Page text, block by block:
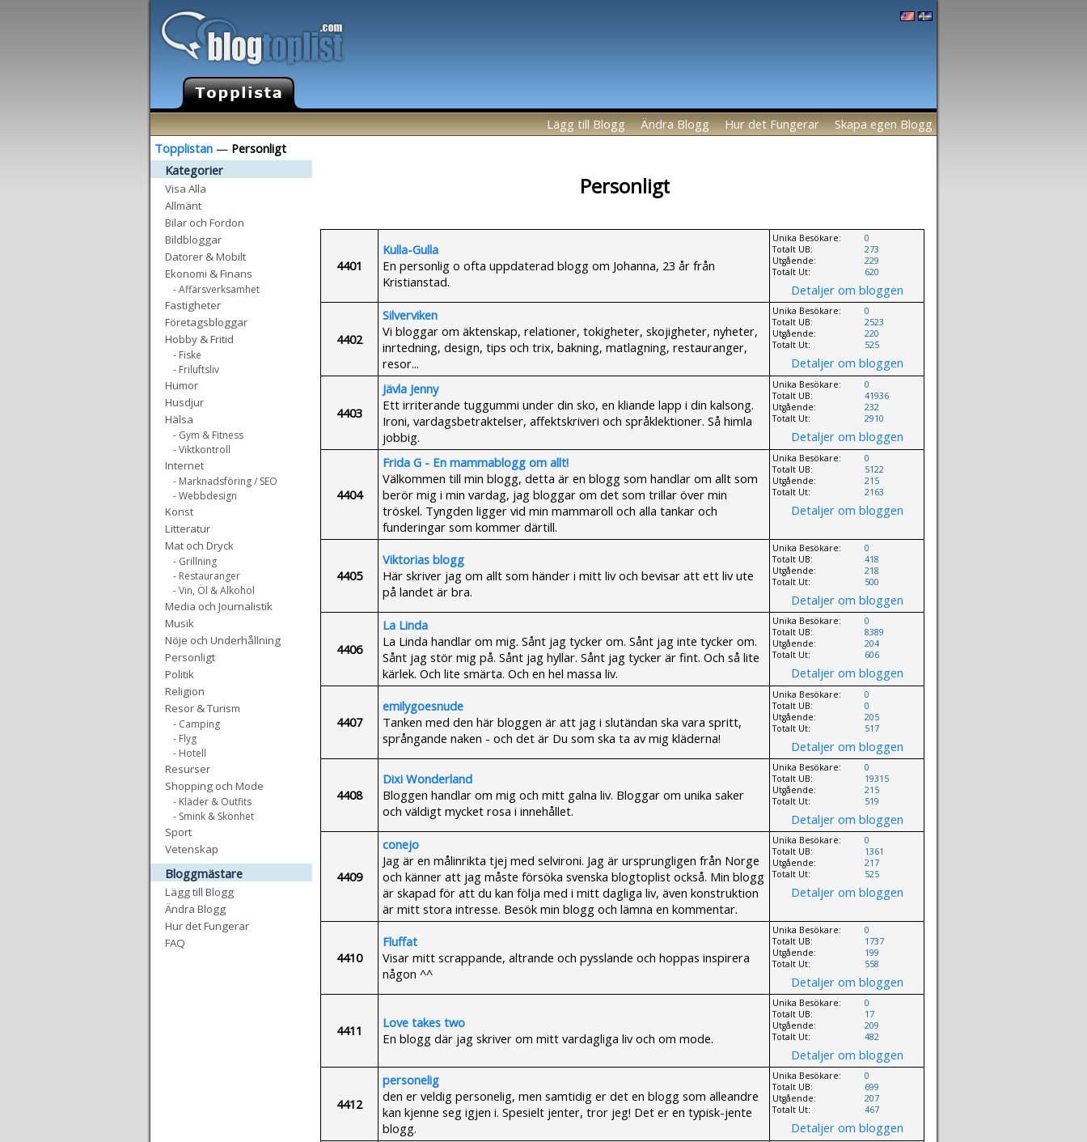
Lägg till Blogg Ändra Blogg Hur det Fungerar
Skapa egen Blogg
Topplistan — Personligt
Kategorier
Visa Alla
Allmänt
Bilar och Fordon
Bildbloggar
Datorer & Mobilt
Ekonomi & Finans
- Affärsverksamhet
Fastigheter
Företagsbloggar
Hobby & Fritid
- Fiske
- Friluftsliv
Humor
Husdjur
Hälsa
- Gym & Fitness
- Viktkontroll
Internet
- Marknadsföring / SEO
- Webbdesign
Konst
Litteratur
Mat och Dryck
- Grillning
- Restauranger
- Vin, Öl & Alkohol
Media och Journalistik
Musik
Nöje och Underhållning
Personligt
Politik
Religion
Resor & Turism
- Camping
- Flyg
- Hotell
Resurser
Shopping och Mode
- Kläder & Outfits
- Smink & Skönhet
Sport
Vetenskap
Bloggmästare
Lägg till Blogg
Ändra Blogg
Hur det Fungerar
FAQ
Personligt
4401
Kulla-Gulla
En personlig o ofta uppdaterad blogg om Johanna, 23 år från
Kristianstad.
Unika Besökare:
Totalt UB:
Utgående:
Totalt Ut:
0
273
229
620
Detaljer om bloggen
4402
Silverviken
Vi bloggar om äktenskap, relationer, tokigheter, skojigheter, nyheter,
inrtedning, design, tips och trix, bakning, matlagning, restauranger,
resor...
Unika Besökare:
Totalt UB:
Utgående:
Totalt Ut:
0
2523
220
525
Detaljer om bloggen
4403
Jävla Jenny
Ett irriterande tuggummi under din sko, en kliande lapp i din kalsong.
Ironi, vardagsbetraktelser, affektskriveri och språklektioner. Så himla
jobbig.
Unika Besökare:
Totalt UB:
Utgående:
Totalt Ut:
0
41936
232
2910
Detaljer om bloggen
4404
Frida G - En mammablogg om allt!
Välkommen till min blogg, detta är en blogg som handlar om allt som
berör mig i min vardag, jag bloggar om det som trillar över min
tröskel. Tyngden ligger vid min mammaroll och alla tankar och
funderingar som kommer därtill.
Unika Besökare:
Totalt UB:
Utgående:
Totalt Ut:
0
5122
215
2163
Detaljer om bloggen
4405
Viktorias blogg
Här skriver jag om allt som händer i mitt liv och bevisar att ett liv ute
på landet är bra.
Unika Besökare:
Totalt UB:
Utgående:
Totalt Ut:
0
418
218
500
Detaljer om bloggen
4406
La Linda
La Linda handlar om mig. Sånt jag tycker om. Sånt jag inte tycker om.
Sånt jag stör mig på. Sånt jag hyllar. Sånt jag tycker är fint. Och så lite
kärlek. Och lite smärta. Och en hel massa liv.
Unika Besökare:
Totalt UB:
Utgående:
Totalt Ut:
0
8389
204
606
Detaljer om bloggen
4407
emilygoesnude
Tanken med den här bloggen är att jag i slutändan ska vara spritt,
språngande naken - och det är Du som ska ta av mig kläderna!
Unika Besökare:
Totalt UB:
Utgående:
Totalt Ut:
0
0
205
517
Detaljer om bloggen
4408
Dixi Wonderland
Bloggen handlar om mig och mitt galna liv. Bloggar om unika saker
och väldigt mycket rosa i innehållet.
Unika Besökare:
Totalt UB:
Utgående:
Totalt Ut:
0
19315
215
519
Detaljer om bloggen
4409
conejo
Jag är en målinrikta tjej med selvironi. Jag är ursprungligen från Norge
och känner att jag måste försöka svenska blogtoplist också. Min blogg
är skapad för att du kan följa med i mitt dagliga liv, även konstruktion
är mitt stora intresse. Besök min blogg och lämna en kommentar.
Unika Besökare:
Totalt UB:
Utgående:
Totalt Ut:
0
1361
217
525
Detaljer om bloggen
4410
Fluffat
Visar mitt scrappande, altrande och pysslande och hoppas inspirera
någon ^^
Unika Besökare:
Totalt UB:
Utgående:
Totalt Ut:
0
1737
199
558
Detaljer om bloggen
4411
Love takes two
En blogg där jag skriver om mitt vardagliga liv och om mode.
Unika Besökare:
Totalt UB:
Utgående:
Totalt Ut:
0
17
209
482
Detaljer om bloggen
4412
personelig
den er veldig personelig, men samtidig er det en blogg som alleandre
kan kjenne seg igjen i. Spesielt jenter, tror jeg! Det er en typisk-jente
blogg.
Unika Besökare:
Totalt UB:
Utgående:
Totalt Ut:
0
699
207
467
Detaljer om bloggen